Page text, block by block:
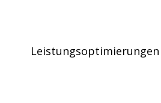
Leistungsoptimierungen